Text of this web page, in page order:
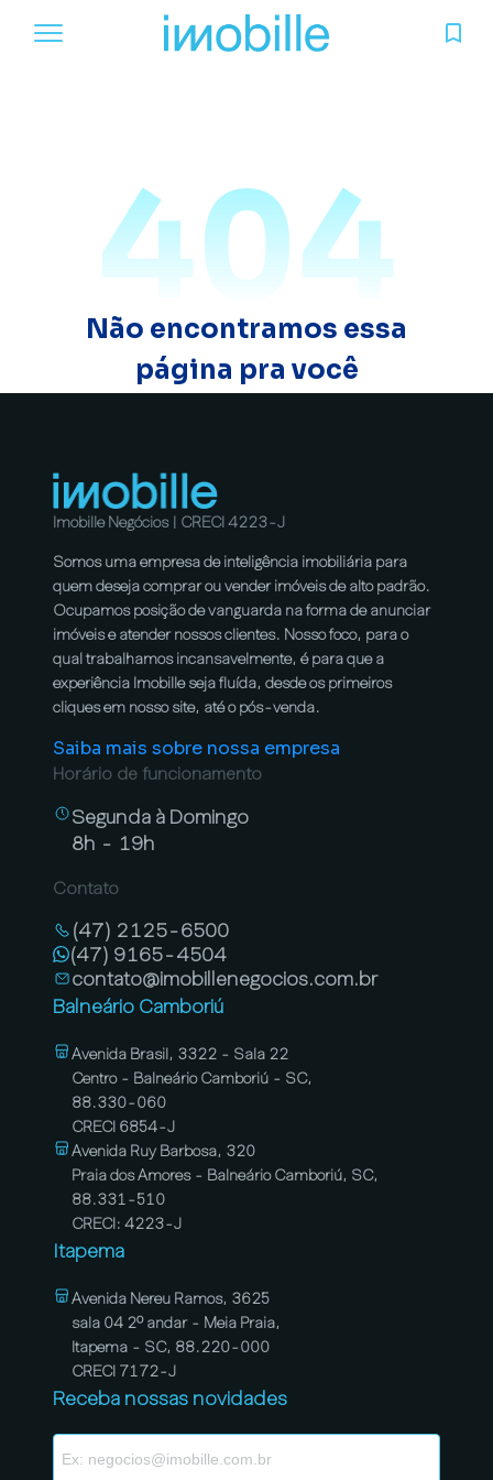
404
Não encontramos essa
página pra você
Imobille Negócios | CRECI 4223-J
Somos uma empresa de inteligência imobiliária para
quem deseja comprar ou vender imóveis de alto padrão.
Ocupamos posição de vanguarda na forma de anunciar
imóveis e atender nossos clientes. Nosso foco, para o
qual trabalhamos incansavelmente, é para que a
experiência Imobille seja fluída, desde os primeiros
cliques em nosso site, até o pós-venda.
Saiba mais sobre nossa empresa
Horário de funcionamento
Segunda à Domingo
8h - 19h
Contato
(47) 2125-6500
(47) 9165-4504
contato@imobillenegocios.com.br
Balneário Camboriú
Avenida Brasil, 3322 - Sala 22
Centro - Balneário Camboriú - SC,
88.330-060
CRECI 6854-J
Avenida Ruy Barbosa, 320
Praia dos Amores - Balneário Camboriú, SC,
88.331-510
CRECI: 4223-J
Itapema
Avenida Nereu Ramos, 3625
sala 04 2º andar - Meia Praia,
Itapema - SC, 88.220-000
CRECI 7172-J
Receba nossas novidades